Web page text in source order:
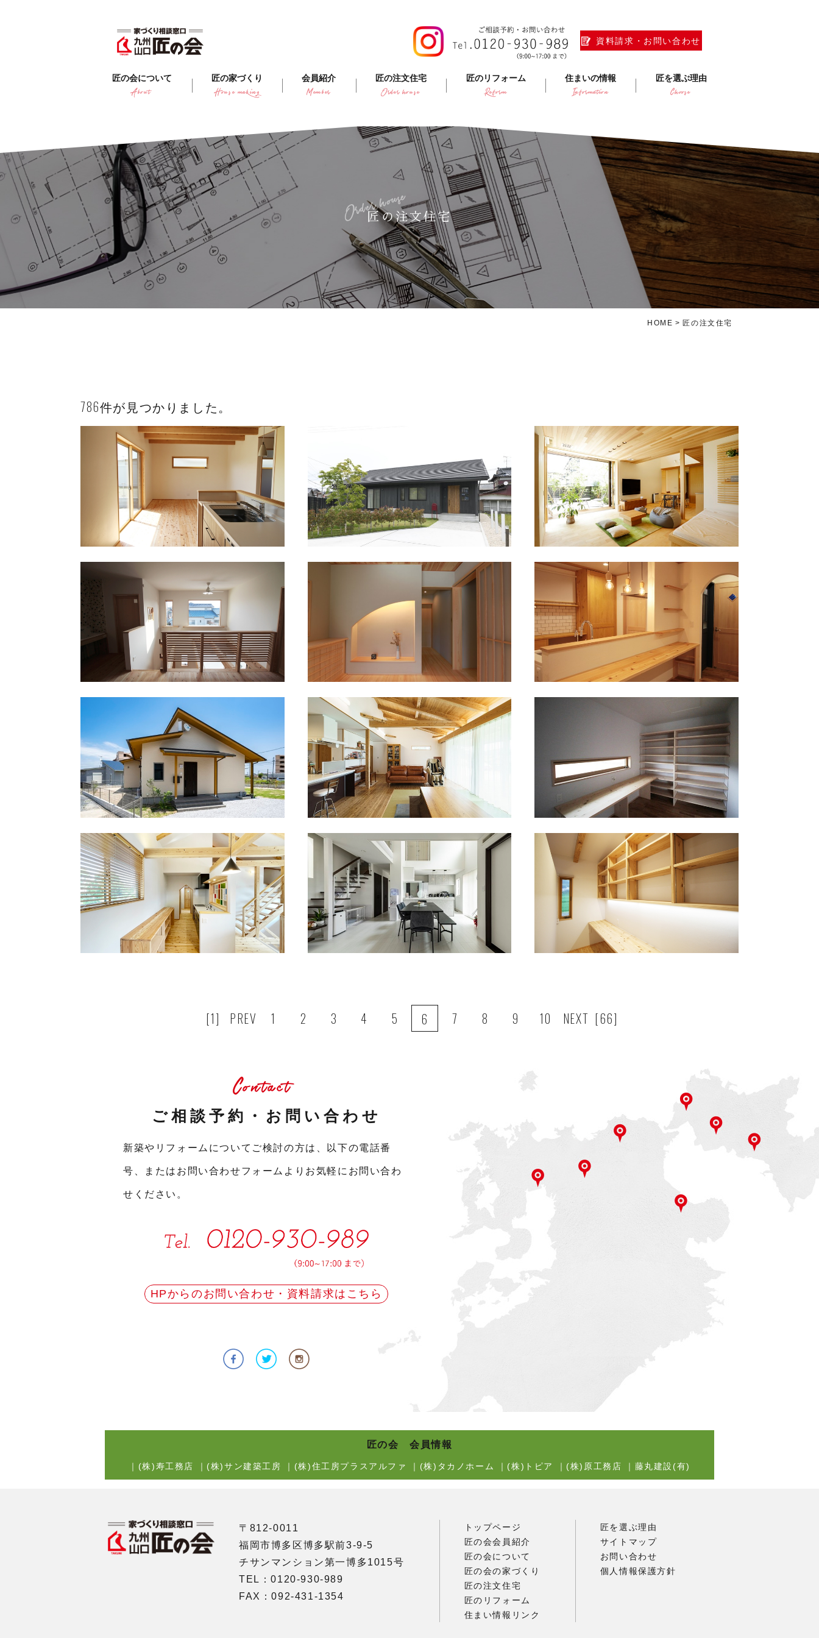
資料請求・お問い合わせ
匠の会について
About
匠の家づくり
House making
会員紹介
Member
匠の注文住宅
Order house
匠のリフォーム
Reform
住まいの情報
Information
匠を選ぶ理由
Choose
匠の注文住宅
Order house
HOME 匠の注文住宅
786件が見つかりました。
[1] PREV 1 2 3 4 5 6 7 8 9 10 NEXT [66]
Contact
ご相談予約・お問い合わせ
新築やリフォームについてご検討の方は、以下の電話番
号、またはお問い合わせフォームよりお気軽にお問い合わ
せください。
HPからのお問い合わせ・資料請求はこちら
匠の会 会員情報
｜ (株)寿工務店 ｜ (株)サン建築工房 ｜ (株)住工房プラスアルファ ｜ (株)タカノホーム ｜ (株)トピア ｜ (株)原工務店 ｜ 藤丸建設(有)
〒812-0011
福岡市博多区博多駅前3-9-5
チサンマンション第一博多1015号
TEL：0120-930-989
FAX：092-431-1354
トップページ
匠の会会員紹介
匠の会について
匠の会の家づくり
匠の注文住宅
匠のリフォーム
住まい情報リンク
匠を選ぶ理由
サイトマップ
お問い合わせ
個人情報保護方針